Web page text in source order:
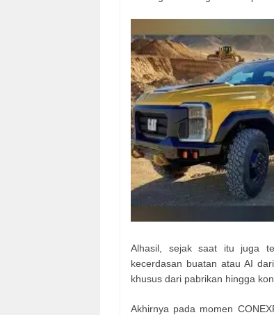
Alhasil, sejak saat itu juga
kecerdasan buatan atau AI
khusus dari pabrikan hingga
Akhirnya pada momen